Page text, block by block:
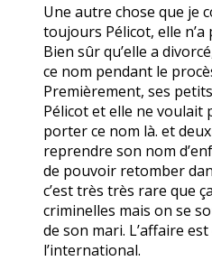
Une autre chose que je
toujours Pélicot, elle n’a
Bien sûr qu’elle a
ce nom pendant le
Premièrement, ses
Pélicot et elle ne voulait
porter ce nom là. et
reprendre son nom
de pouvoir retomber
c’est très très rare que
criminelles mais on se
de son mari. L’affaire
l’international.